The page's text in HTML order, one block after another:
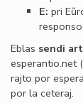
E: pri
Eblas sendi
esperantio.net
rajto por
por la ceteraj.